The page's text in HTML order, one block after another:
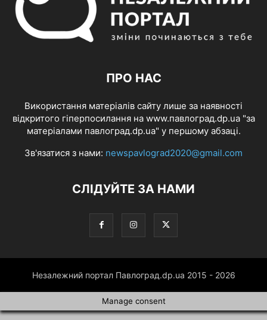
ПРО НАС
Використання матеріалів сайту лише за наявності
відкритого гіперпосилання на www.павлоград.dp.ua "за
матеріалами павлоград.dp.ua" у першому абзаці.
Зв'язатися з нами: newspavlograd2020@gmail.com
СЛІДУЙТЕ ЗА НАМИ
Незалежний портал Павлоград.dp.ua 2015 - 2026
Manage consent